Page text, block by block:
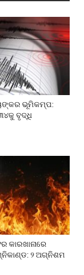
ଭୂମିକମ୍ପ:
ବୃଦ୍ଧି
କାରଖାନାରେ
୨ ଅଗ୍ନିଶମ